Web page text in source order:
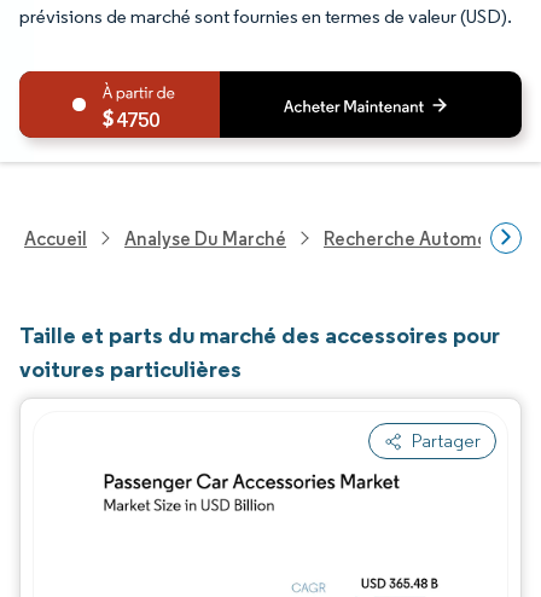
prévisions de marché sont fournies en termes de valeur (USD).
4750
Accueil Analyse Du Marché Recherche Automobile
Taille et parts du marché des accessoires pour
voitures particulières
Partager